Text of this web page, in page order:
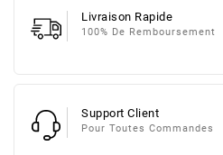
Livraison Rapide
100% De Remboursement
Support Client
Pour Toutes Commandes